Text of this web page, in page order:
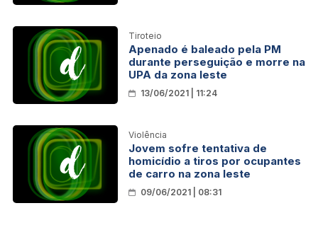
Tiroteio
Apenado é baleado pela PM
durante perseguição e morre na
UPA da zona leste
13/06/2021 | 11:24
Violência
Jovem sofre tentativa de
homicídio a tiros por ocupantes
de carro na zona leste
09/06/2021 | 08:31